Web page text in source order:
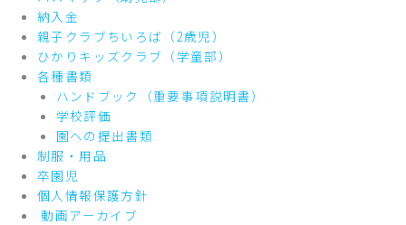
納入金
親子クラブちいろば（2歳児）
ひかりキッズクラブ（学童部）
各種書類
ハンドブック（重要事項説明書）
学校評価
園への提出書類
制服・用品
卒園児
個人情報保護方針
動画アーカイブ